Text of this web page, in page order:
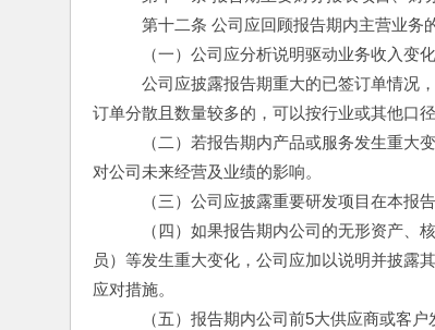
第十二条 公司应回顾报告期内主营业务的
（一）公司应分析说明驱动业务收入变化
公司应披露报告期重大的已签订单情况，
订单分散且数量较多的，可以按行业或其他口
（二）若报告期内产品或服务发生重大变
对公司未来经营及业绩的影响。
（三）公司应披露重要研发项目在本报告
（四）如果报告期内公司的无形资产、核
员）等发生重大变化，公司应加以说明并披露
应对措施。
（五）报告期内公司前5大供应商或客户发